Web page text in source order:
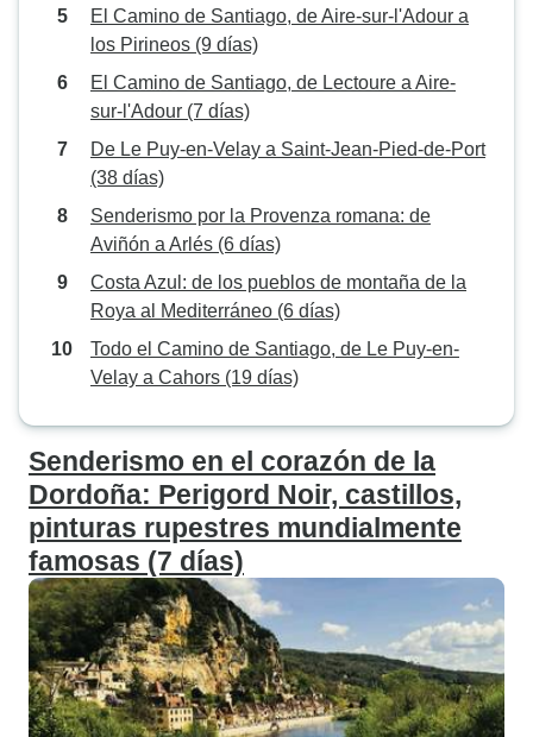
El Camino de Santiago, de Aire-sur-l'Adour a
los Pirineos (9 días)
El Camino de Santiago, de Lectoure a Aire-
sur-l'Adour (7 días)
De Le Puy-en-Velay a Saint-Jean-Pied-de-Port
(38 días)
Senderismo por la Provenza romana: de
Aviñón a Arlés (6 días)
Costa Azul: de los pueblos de montaña de la
Roya al Mediterráneo (6 días)
Todo el Camino de Santiago, de Le Puy-en-
Velay a Cahors (19 días)
Senderismo en el corazón de la
Dordoña: Perigord Noir, castillos,
pinturas rupestres mundialmente
famosas (7 días)